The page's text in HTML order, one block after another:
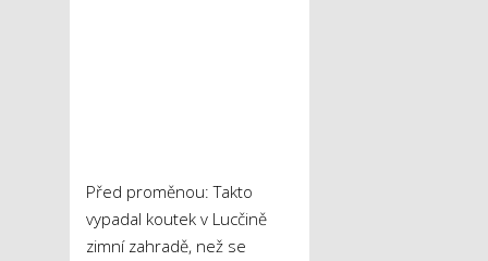
Před proměnou: Takto
vypadal koutek v Lucčině
zimní zahradě, než se